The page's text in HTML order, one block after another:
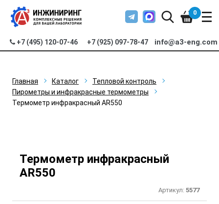
+7 (495) 120-07-46 +7 (925) 097-78-47 info@a3-eng.com
0
Главная Каталог
Тепловой контроль
Пирометры и инфракрасные термометры
Термометр инфракрасный AR550
Термометр инфракрасный
AR550
Артикул: 5577